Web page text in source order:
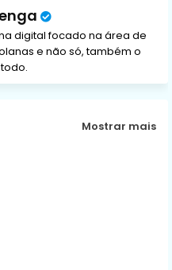
digital focado na área de
e não só, também o
Mostrar mais